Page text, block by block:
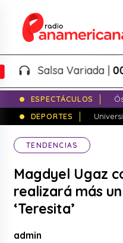
Salsa Variada |
ESPECTÁCULOS
DEPORTES
TENDENCIAS
Magdyel Ugaz
realizará más
‘Teresita’
admin